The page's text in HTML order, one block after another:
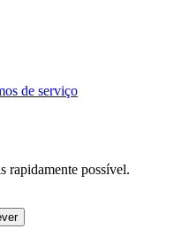
de serviço
rapidamente possível.